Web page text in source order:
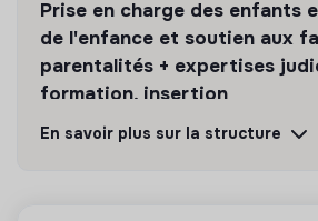
Prise en charge des enfants
de l'enfance et soutien aux
parentalités + expertises
formation, insertion
Découvrir Suivre
En savoir plus sur la structure